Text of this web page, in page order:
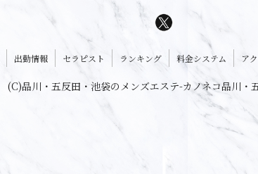
出勤情報 セラピスト ランキング 料金システム ア
(C)品川・五反田・池袋のメンズエステ-カノネコ品川・